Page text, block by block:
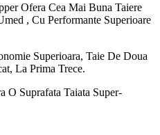
Ofera Cea Mai Buna Taiere
, Cu Performante Superioare
Superioara, Taie De Doua
La Prima Trece.
O Suprafata Taiata Super-